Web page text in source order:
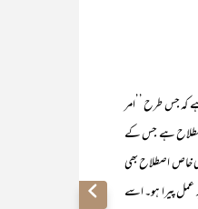
جس طرح ’’امر
اصطلاح ہے جس کے
خاص اصطلاح بھی
پیرا ہو۔ اسے